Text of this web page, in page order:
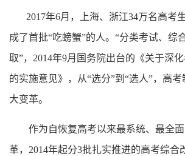
2017年6月，上海、浙江34万名高考
成了首批“吃螃蟹”的人。“分类考试、综
取”，2014年9月国务院出台的《关于深
的实施意见》，从“选分”到“选人”，高
大变革。
作为自恢复高考以来最系统、最全
革， 2014年起分3批扎实推进的高考综合